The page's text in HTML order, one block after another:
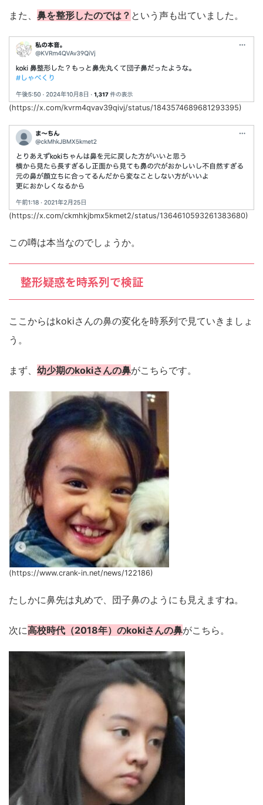
また、 鼻を整形したのでは？ という声も出ていました。
(https://x.com/kvrm4qvav39qivj/status/1843574689681293395)
(https://x.com/ckmhkjbmx5kmet2/status/1364610593261383680)
この噂は本当なのでしょうか。
整形疑惑を時系列で検証
ここからはkokiさんの鼻の変化を時系列で見ていきましょ
う。
まず、 幼少期のkokiさんの鼻がこちらです。
(https://www.crank-in.net/news/122186)
たしかに鼻先は丸めで、団子鼻のようにも見えますね。
次に高校時代（2018年）のkokiさんの鼻がこちら。